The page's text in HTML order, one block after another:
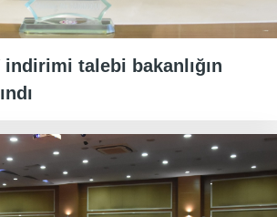
indirimi talebi bakanlığın